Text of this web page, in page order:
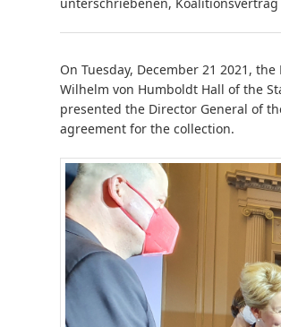
On Tuesday, December 21 2021,
Wilhelm von Humboldt Hall of the
presented the Director General of
agreement for the collection.